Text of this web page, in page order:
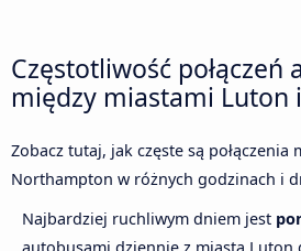
Częstotliwość połączeń
między miastami
Zobacz tutaj, jak częste są
Northampton w różnych godzinach i
Najbardziej ruchliwym dniem jest